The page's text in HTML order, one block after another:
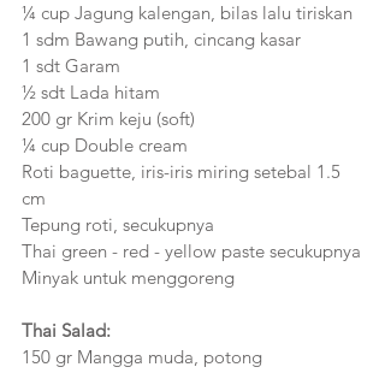
¼ cup Jagung kalengan, bilas lalu tiriskan
1 sdm Bawang putih, cincang kasar
1 sdt Garam
½ sdt Lada hitam
200 gr Krim keju (soft)
¼ cup Double cream
Roti baguette, iris-iris miring setebal 1.5
cm
Tepung roti, secukupnya
Thai green - red - yellow paste secukupnya
Minyak untuk menggoreng
Thai Salad:
150 gr Mangga muda, potong